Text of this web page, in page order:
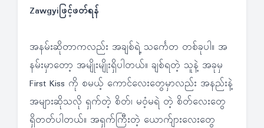
Zawgyiဖြင့်ဖတ်ရန်
အနမ်းဆိုတာကလည်း အချစ်ရဲ့ သင်္ကေတ တစ်ခုပါ။ အ
နမ်းမှာတော့ အမျိုးမျိုးရှိပါတယ်။ ချစ်ရတဲ့ သူနဲ့ အခုမှ
First Kiss ကို စမယ့် ကောင်လေးတွေမှာလည်း အနည်းနဲ့
အများဆိုသလို ရှက်တဲ့ စိတ်၊ မဝံ့မရဲ တဲ့ စိတ်လေးတွေ
ရှိတတ်ပါတယ်။ အရှက်ကြီးတဲ့ ယောက်ျားလေးတွေ